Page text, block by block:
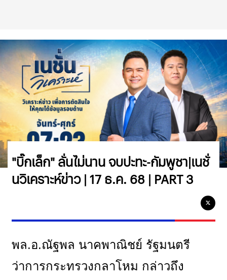
"บิ๊กเล็ก" ลั่นไม่นาน จบปะทะ-กัมพูชา|เนชั่
นวิเคราะห์ข่าว | 17 ธ.ค. 68 | PART 3
พล.อ.ณัฐพล นาคพาณิชย์ รัฐมนตรี
ว่าการกระทรวงกลาโหม กล่าวถึง